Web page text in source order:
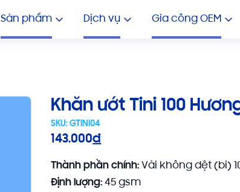
Sản phẩm Dịch vụ
In Khăn Lạnh Giá Rẻ In
Gia công OEM
GIA CÔNG KHĂN ƯỚT NHIỀU
Khăn ướt Tini 100
SKU:GTINI04
143.000đ
Thành phần chính: Vải không dệt (bi)
Định lượng: 45 gsm